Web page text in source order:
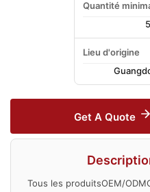
Quantité
Lieu d'origine
Get A Quote
Tous les produitsOEM/